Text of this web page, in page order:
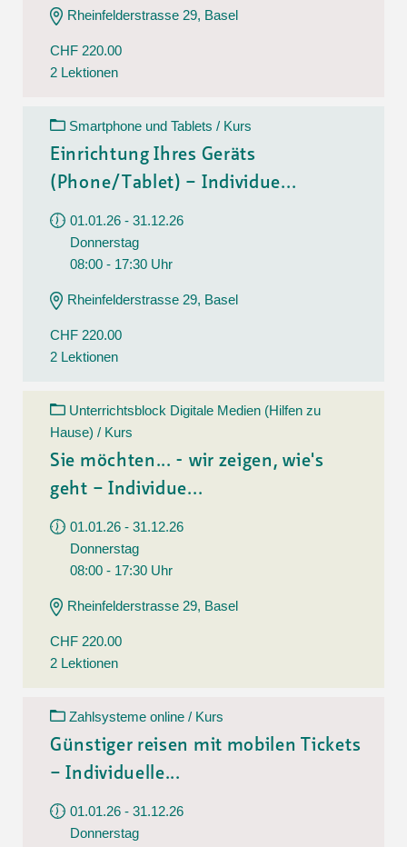
Rheinfelderstrasse 29, Basel
CHF 220.00
2 Lektionen
Smartphone und Tablets / Kurs
Einrichtung Ihres Geräts
(Phone/Tablet) – Individue...
01.01.26 - 31.12.26
Donnerstag
08:00 - 17:30 Uhr
Rheinfelderstrasse 29, Basel
CHF 220.00
2 Lektionen
Unterrichtsblock Digitale Medien (Hilfen zu
Hause) / Kurs
Sie möchten... - wir zeigen, wie's
geht – Individue...
01.01.26 - 31.12.26
Donnerstag
08:00 - 17:30 Uhr
Rheinfelderstrasse 29, Basel
CHF 220.00
2 Lektionen
Zahlsysteme online / Kurs
Günstiger reisen mit mobilen Tickets
– Individuelle...
01.01.26 - 31.12.26
Donnerstag